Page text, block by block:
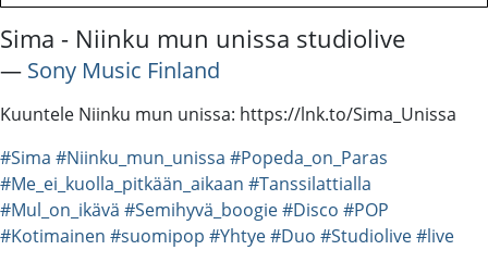
Sima - Niinku mun unissa studiolive
― Sony Music Finland
Kuuntele Niinku mun unissa: https://lnk.to/Sima_Unissa
#Sima #Niinku_mun_unissa #Popeda_on_Paras
#Me_ei_kuolla_pitkään_aikaan #Tanssilattialla
#Mul_on_ikävä #Semihyvä_boogie#Disco #POP
#Kotimainen #suomipop #Yhtye#Duo #Studiolive#live